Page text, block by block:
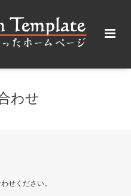
わせ
せください。